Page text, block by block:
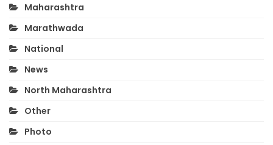
Maharashtra
Marathwada
National
News
North Maharashtra
Other
Photo